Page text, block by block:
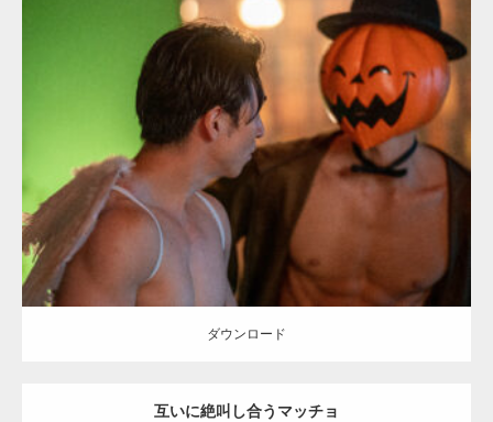
Update: 2023.02.11
ハロウィンのマッチョ その他 SOSUKEAKIHITO(細マッチ
ョ) 大胸筋 腹筋 姫路 (兵庫)
ダウンロード
ダウンロード
互いに絶叫し合うマッチョ